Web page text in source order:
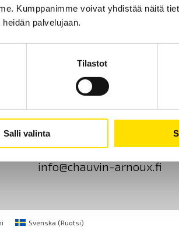
Kumppanimme voivat yhdistää näitä
palvelujaan.
Tilastot
Salli valinta
Tietoa meistä GDPR
+46 8 50 52 68 00
info@chauvin-arnoux.fi
Svenska (Ruotsi)